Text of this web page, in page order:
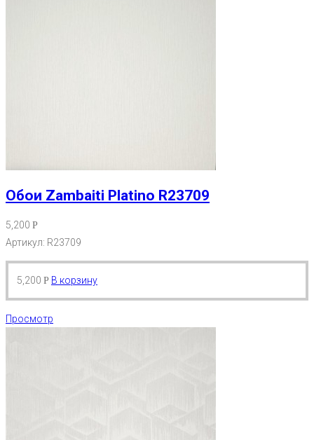
Обои Zambaiti Platino R23709
5,200 Р
Артикул: R23709
5,200 Р В корзину
Просмотр